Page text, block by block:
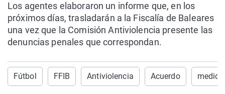
Los agentes elaboraron un informe que, en los
próximos días, trasladarán a la Fiscalía de Baleares
una vez que la Comisión Antiviolencia presente las
denuncias penales que correspondan.
Fútbol FFIB Antiviolencia Acuerdo